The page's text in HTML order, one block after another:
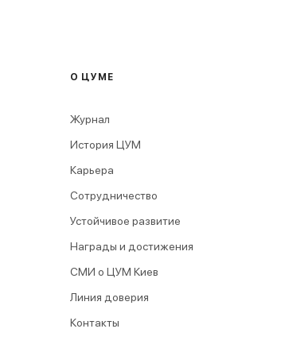
О ЦУМЕ
Журнал
История ЦУМ
Карьера
Сотрудничество
Устойчивое развитие
Награды и достижения
СМИ о ЦУМ Киев
Линия доверия
Контакты